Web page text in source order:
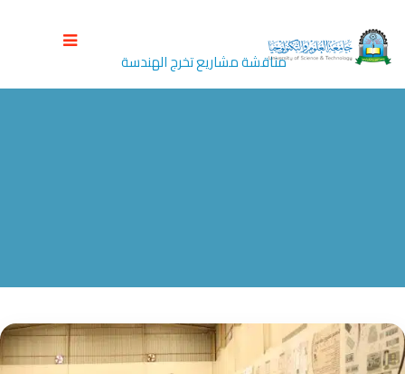
جامعة العلوم والتكنولوجيا المركز الرئيسي - صنعاء >
Blog
مناقشة مشاريع تخرج الهندسة